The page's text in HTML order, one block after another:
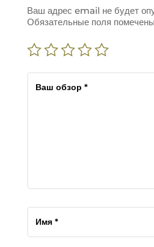
Ваш адрес email не будет
Обязательные поля помечены